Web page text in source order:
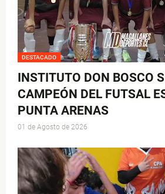
DESTACADO
INSTITUTO DON BOSCO
CAMPEÓN DEL FUTSAL
PUNTA ARENAS
01 de Agosto de 2026